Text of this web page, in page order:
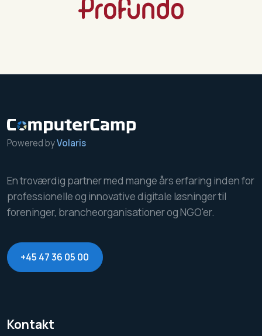
Powered byVolaris
En troværdig partner med mange års erfaring inden for
professionelle og innovative digitale løsninger til
foreninger, brancheorganisationer og NGO'er.
+45 47 36 05 00
Kontakt